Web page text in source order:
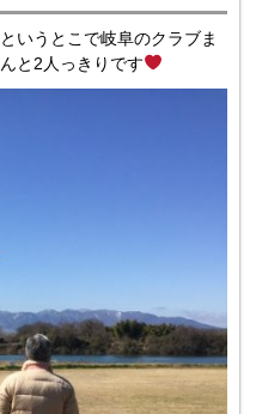
いうとこで岐阜のクラブま
と2人っきりです